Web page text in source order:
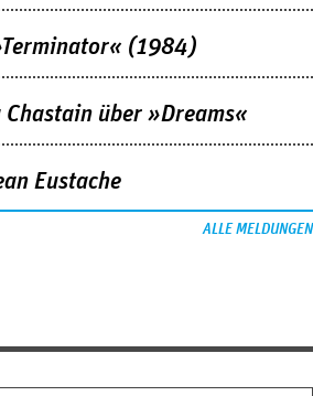
(1984)
über »Dreams«
Eustache
ALLE MELDUNGEN